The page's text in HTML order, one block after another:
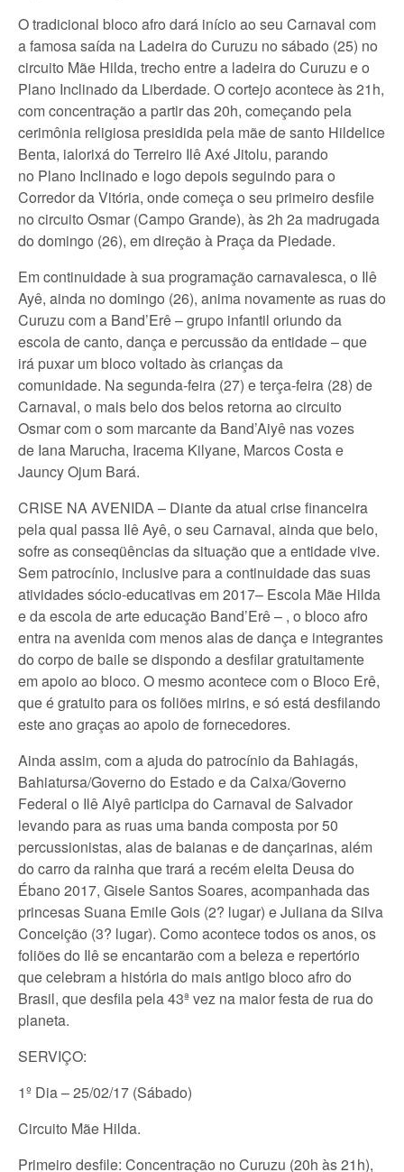
O tradicional bloco afro dará início ao seu Carnaval com
a famosa saída na Ladeira do Curuzu no sábado (25) no
circuito Mãe Hilda, trecho entre a ladeira do Curuzu e o
Plano Inclinado da Liberdade. O cortejo acontece às 21h,
com concentração a partir das 20h, começando pela
cerimônia religiosa presidida pela mãe de santo Hildelice
Benta, ialorixá do Terreiro Ilê Axé Jitolu, parando
no Plano Inclinado e logo depois seguindo para o
Corredor da Vitória, onde começa o seu primeiro desfile
no circuito Osmar (Campo Grande), às 2h 2a madrugada
do domingo (26), em direção à Praça da Piedade.
Em continuidade à sua programação carnavalesca, o Ilê
Ayê, ainda no domingo (26), anima novamente as ruas do
Curuzu com a Band’Erê – grupo infantil oriundo da
escola de canto, dança e percussão da entidade – que
irá puxar um bloco voltado às crianças da
comunidade. Na segunda-feira (27) e terça-feira (28) de
Carnaval, o mais belo dos belos retorna ao circuito
Osmar com o som marcante da Band’Aiyê nas vozes
de Iana Marucha, Iracema Kilyane, Marcos Costa e
Jauncy Ojum Bará.
CRISE NA AVENIDA – Diante da atual crise financeira
pela qual passa Ilê Ayê, o seu Carnaval, ainda que belo,
sofre as conseqüências da situação que a entidade vive.
Sem patrocínio, inclusive para a continuidade das suas
atividades sócio-educativas em 2017– Escola Mãe Hilda
e da escola de arte educação Band’Erê – , o bloco afro
entra na avenida com menos alas de dança e integrantes
do corpo de baile se dispondo a desfilar gratuitamente
em apoio ao bloco. O mesmo acontece com o Bloco Erê,
que é gratuito para os foliões mirins, e só está desfilando
este ano graças ao apoio de fornecedores.
Ainda assim, com a ajuda do patrocínio da Bahiagás,
Bahiatursa/Governo do Estado e da Caixa/Governo
Federal o Ilê Aiyê participa do Carnaval de Salvador
levando para as ruas uma banda composta por 50
percussionistas, alas de baianas e de dançarinas, além
do carro da rainha que trará a recém eleita Deusa do
Ébano 2017, Gisele Santos Soares, acompanhada das
princesas Suana Emile Gois (2? lugar) e Juliana da Silva
Conceição (3? lugar). Como acontece todos os anos, os
foliões do Ilê se encantarão com a beleza e repertório
que celebram a história do mais antigo bloco afro do
Brasil, que desfila pela 43ª vez na maior festa de rua do
planeta.
SERVIÇO:
1º Dia – 25/02/17 (Sábado)
Circuito Mãe Hilda.
Primeiro desfile: Concentração no Curuzu (20h às 21h),